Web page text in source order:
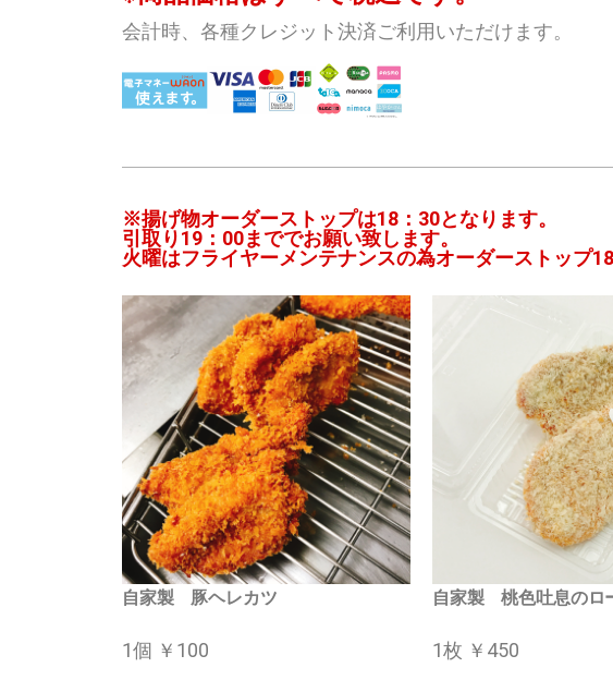
会計時、各種クレジット決済ご利用いただけます。
※揚げ物オーダーストップは18：30となります。
引取り19：00まででお願い致します。
火曜はフライヤーメンテナンスの為オーダーストップ
自家製 豚ヘレカツ
1個 ￥100
自家製 桃色吐息のロ
1枚 ￥450